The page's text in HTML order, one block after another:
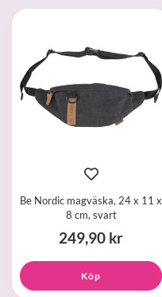
Be Nordic magväska, 24 x 11 x
8 cm, svart
249,90 kr
Köp